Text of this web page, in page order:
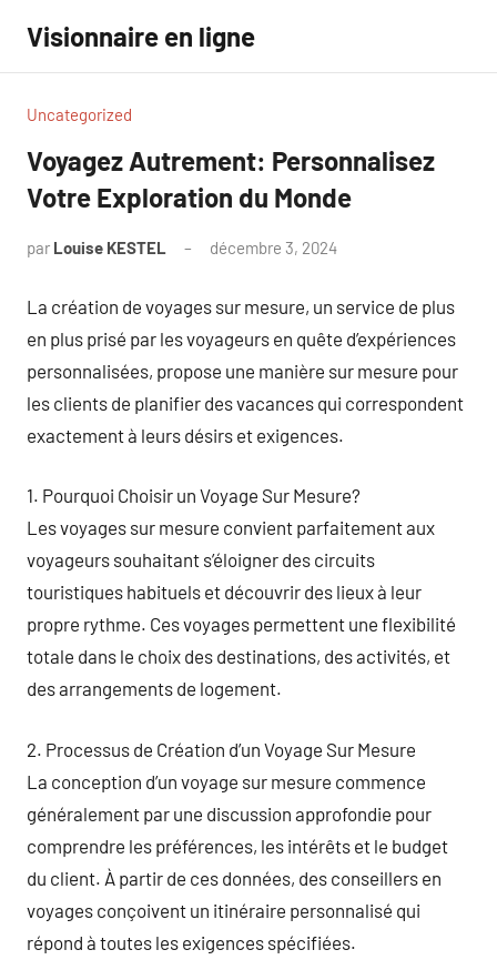
contenu
Visionnaire en ligne
Uncategorized
Voyagez Autrement: Personnalisez
Votre Exploration du Monde
par Louise KESTEL décembre 3, 2024
La création de voyages sur mesure, un service de plus
en plus prisé par les voyageurs en quête d’expériences
personnalisées, propose une manière sur mesure pour
les clients de planifier des vacances qui correspondent
exactement à leurs désirs et exigences.
1. Pourquoi Choisir un Voyage Sur Mesure?
Les voyages sur mesure convient parfaitement aux
voyageurs souhaitant s’éloigner des circuits
touristiques habituels et découvrir des lieux à leur
propre rythme. Ces voyages permettent une flexibilité
totale dans le choix des destinations, des activités, et
des arrangements de logement.
2. Processus de Création d’un Voyage Sur Mesure
La conception d’un voyage sur mesure commence
généralement par une discussion approfondie pour
comprendre les préférences, les intérêts et le budget
du client. À partir de ces données, des conseillers en
voyages conçoivent un itinéraire personnalisé qui
répond à toutes les exigences spécifiées.